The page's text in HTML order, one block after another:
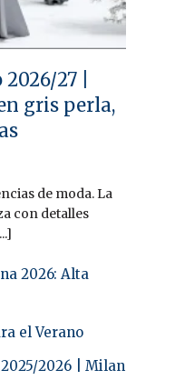
27 |
gris perla,
de moda. La
con detalles
2026: Alta
el Verano
2026 | Milan